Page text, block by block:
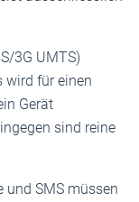
3G UMTS)
wird für einen
Gerät
sind reine
und SMS müssen